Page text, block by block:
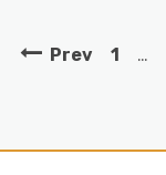
Prev 1 …